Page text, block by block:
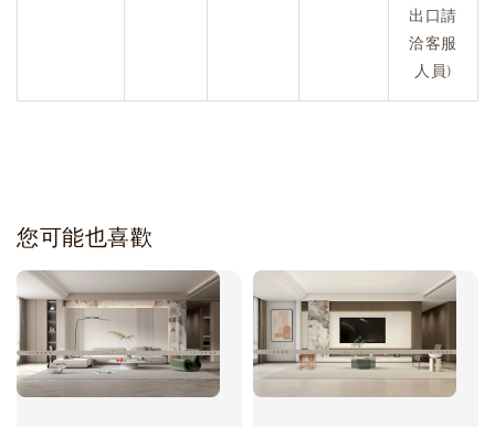
出口請
洽客服
人員)
您可能也喜歡